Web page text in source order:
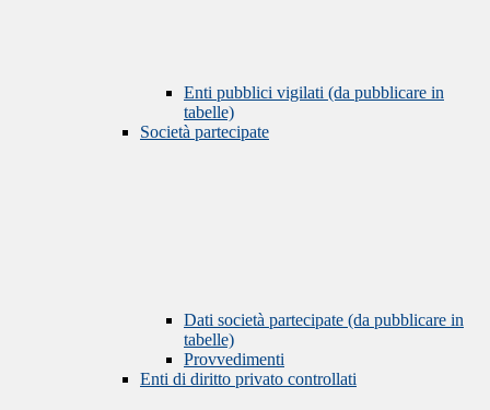
Enti pubblici vigilati (da pubblicare in
tabelle)
Società partecipate
Dati società partecipate (da pubblicare in
tabelle)
Provvedimenti
Enti di diritto privato controllati